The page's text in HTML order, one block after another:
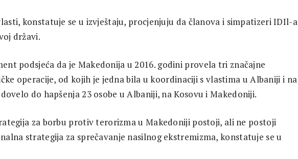
konstatuje se u izvještaju, procjenjuju da članova i simpatizeri IDIl-a
državi.
podsjeća da je Makedonija u 2016. godini provela tri značajne
operacije, od kojih je jedna bila u koordinaciji s vlastima u Albaniji i na
do hapšenja 23 osobe u Albaniji, na Kosovu i Makedoniji.
za borbu protiv terorizma u Makedoniji postoji, ali ne postoji
strategija za sprečavanje nasilnog ekstremizma, konstatuje se u